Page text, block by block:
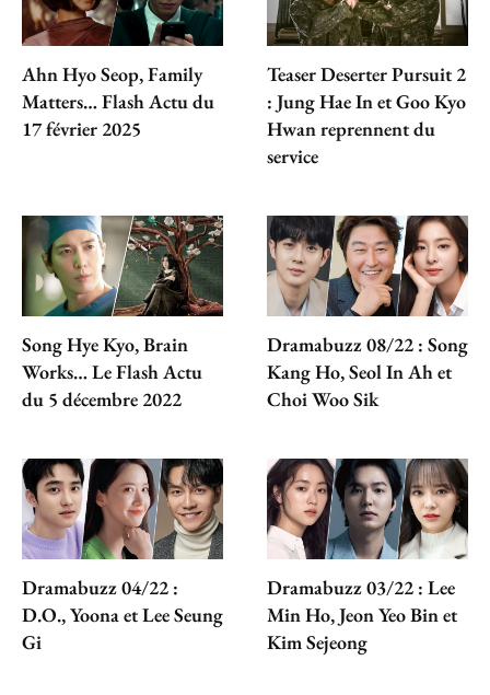
Ahn Hyo Seop, Family
Matters… Flash Actu du
17 février 2025
Teaser Deserter Pursuit 2
: Jung Hae In et Goo Kyo
Hwan reprennent du
service
Song Hye Kyo, Brain
Works… Le Flash Actu
du 5 décembre 2022
Dramabuzz 08/22 : Song
Kang Ho, Seol In Ah et
Choi Woo Sik
Dramabuzz 04/22 :
D.O., Yoona et Lee Seung
Gi
Dramabuzz 03/22 : Lee
Min Ho, Jeon Yeo Bin et
Kim Sejeong